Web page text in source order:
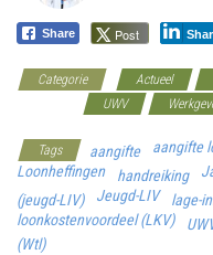
Share Post
Categorie Actueel
UWV
Tags aangifte aangifte
Loonheffingen
handreiking
(jeugd-LIV)
Jeugd-LIV lage-
loonkostenvoordeel (LKV)
(Wtl)